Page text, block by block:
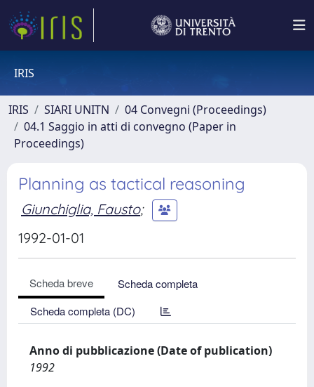
IRIS
IRIS SIARI UNITN
04 Convegni (Proceedings)
04.1 Saggio in atti di convegno (Paper in
Proceedings)
Planning as tactical reasoning
Giunchiglia, Fausto;
1992-01-01
Scheda breve
Scheda completa
Scheda completa (DC)
Anno di pubblicazione (Date of publication)
1992